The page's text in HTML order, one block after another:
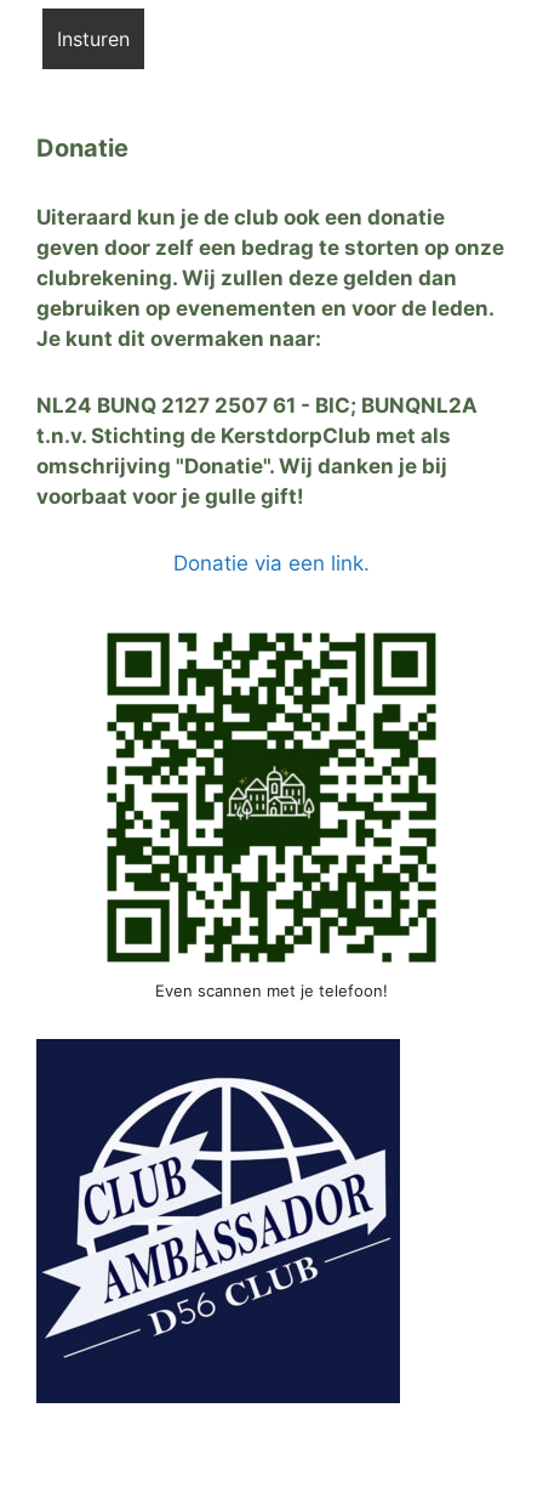
Donatie
Uiteraard kun je de club ook een donatie
geven door zelf een bedrag te storten op onze
clubrekening. Wij zullen deze gelden dan
gebruiken op evenementen en voor de leden.
Je kunt dit overmaken naar:
NL24 BUNQ 2127 2507 61 - BIC; BUNQNL2A
t.n.v. Stichting de KerstdorpClub met als
omschrijving "Donatie". Wij danken je bij
voorbaat voor je gulle gift!
Donatie via een link.
Even scannen met je telefoon!